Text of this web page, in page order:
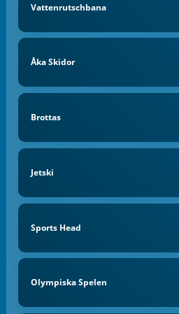
Vattenrutschbana
Åka Skidor
Brottas
Jetski
Sports Head
Olympiska Spelen